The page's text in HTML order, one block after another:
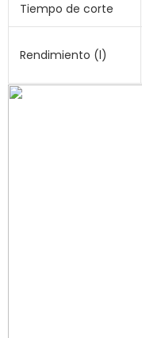
Tiempo de corte
Rendimiento (l)